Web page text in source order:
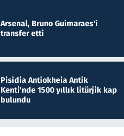
Arsenal, Bruno Guimaraes'i
transfer etti
Pisidia Antiokheia Antik
Kenti'nde 1500 yıllık litürjik kap
bulundu